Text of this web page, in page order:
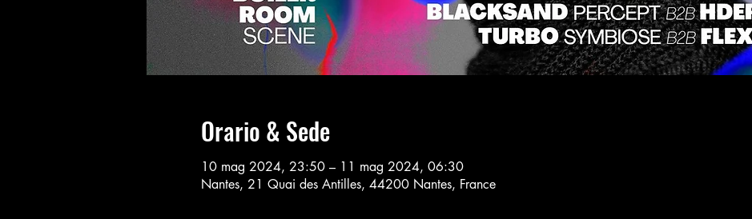
Orario & Sede
10 mag 2024, 23:50 – 11 mag 2024, 06:30
Nantes, 21 Quai des Antilles, 44200 Nantes, France